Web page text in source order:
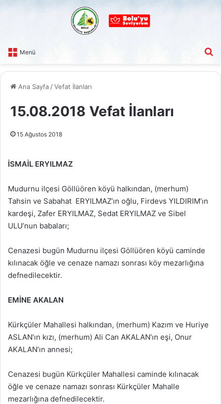
Menü
Ana Sayfa /Vefat İlanları
15.08.2018 Vefat İlanları
15 Ağustos 2018
İSMAİL ERYILMAZ
Mudurnu ilçesi Göllüören köyü halkından, (merhum)
Tahsin ve Sabahat ERYILMAZ’ın oğlu, Firdevs YILDIRIM’ın
kardeşi, Zafer ERYILMAZ, Sedat ERYILMAZ ve Sibel
ULU’nun babaları;
Cenazesi bugün Mudurnu ilçesi Göllüören köyü caminde
kılınacak öğle ve cenaze namazı sonrası köy mezarlığına
defnedilecektir.
EMİNE AKALAN
Kürkçüler Mahallesi halkından, (merhum) Kazım ve Huriye
ASLAN’ın kızı, (merhum) Ali Can AKALAN’ın eşi, Onur
AKALAN’ın annesi;
Cenazesi bugün Kürkçüler Mahallesi caminde kılınacak
öğle ve cenaze namazı sonrası Kürkçüler Mahalle
mezarlığına defnedilecektir.